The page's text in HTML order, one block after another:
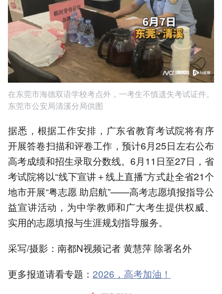
在东莞市海德双语学校考点外，一考生不慎遗失考试证件。
东莞市公安局清溪分局供图
据悉，根据工作安排，广东省教育考试院将有序
开展答卷扫描和评卷工作，预计6月25日左右公布
高考成绩和招生录取分数线。6月11日至27日，省
考试院将以“线下宣讲＋线上直播”方式赴全省21个
地市开展“粤志愿 助启航”——高考志愿填报指导公
益宣讲活动，为中学教师和广大考生提供权威、
实用的志愿填报与生涯规划指导服务。
采写/摄影：南都N视频记者 黄慧萍 除署名外
更多报道请看专题： 2026，高考加油！